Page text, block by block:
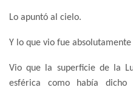
Lo apuntó al cielo.
Y lo que vio fue absolutamente
Vio que la superficie de la
esférica como había